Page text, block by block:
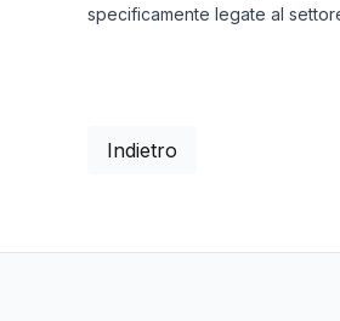
specificamente legate al
Indietro